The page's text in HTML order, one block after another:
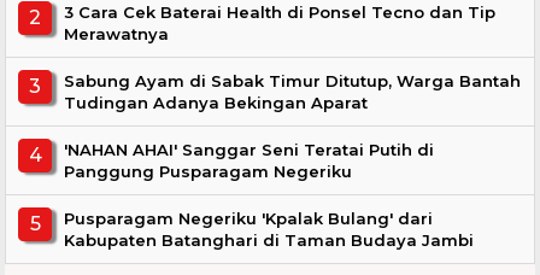
3 Cara Cek Baterai Health di Ponsel Tecno dan Tip
Merawatnya
Sabung Ayam di Sabak Timur Ditutup, Warga Bantah
Tudingan Adanya Bekingan Aparat
'NAHAN AHAI' Sanggar Seni Teratai Putih di
Panggung Pusparagam Negeriku
Pusparagam Negeriku 'Kpalak Bulang' dari
Kabupaten Batanghari di Taman Budaya Jambi